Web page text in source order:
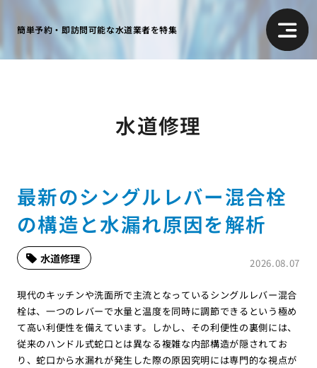
簡単予約・即訪問可能な水道業者を特集
水道修理
最新のシングルレバー混合栓
の構造と水漏れ原因を解析
2026.08.07
水道修理
現代のキッチンや洗面所で主流となっているシングルレバー混合
栓は、一つのレバーで水量と温度を同時に調節できるという極め
て高い利便性を備えています。しかし、その利便性の裏側には、
従来のハンドル式蛇口とは異なる複雑な内部構造が隠されてお
り、蛇口から水漏れが発生した際の原因究明には専門的な視点が